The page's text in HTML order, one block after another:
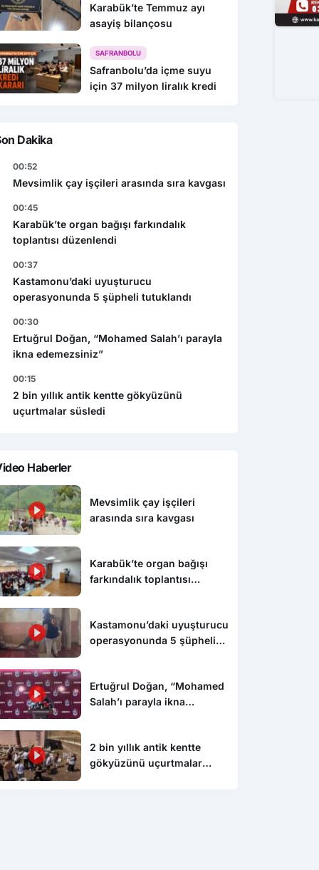
Karabük’te Temmuz ayı
asayiş bilançosu
SAFRANBOLU
Safranbolu’da içme suyu
için 37 milyon liralık kredi
Dakika
00:52
Mevsimlik çay işçileri arasında sıra kavgası
00:45
Karabük’te organ bağışı farkındalık
toplantısı düzenlendi
00:37
Kastamonu’daki uyuşturucu
operasyonunda 5 şüpheli tutuklandı
00:30
Ertuğrul Doğan, “Mohamed Salah’ı parayla
ikna edemezsiniz”
00:15
2 bin yıllık antik kentte gökyüzünü
uçurtmalar süsledi
Haberler
Mevsimlik çay işçileri
arasında sıra kavgası
Karabük’te organ bağışı
farkındalık toplantısı
Kastamonu’daki uyuşturucu
operasyonunda 5 şüpheli
Ertuğrul Doğan, “Mohamed
Salah’ı parayla ikna
2 bin yıllık antik kentte
gökyüzünü uçurtmalar